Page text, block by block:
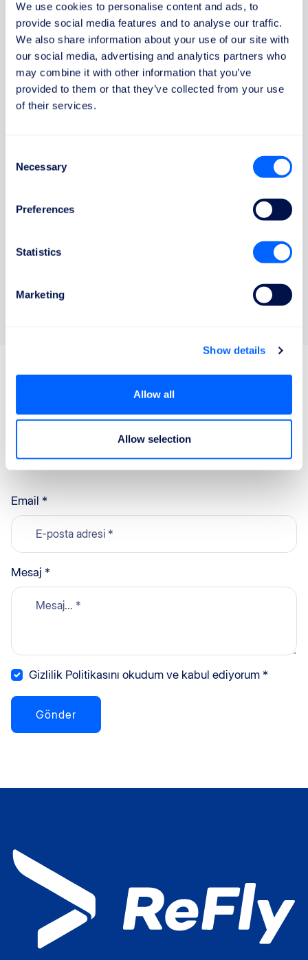
We use cookies to personalise content and ads, to
provide social media features and to analyse our traffic.
We also share information about your use of our site with
our social media, advertising and analytics partners who
may combine it with other information that you’ve
provided to them or that they’ve collected from your use
of their services.
Selection
Necessary
Preferences
Statistics
Marketing
Show details
Allow all
Allow selection
talep için komisyon kazanmak adına ortaklık
İster bir ortaklık bağlantısı kullanmayı tercih
edin, ister ReFly widget'ını web sitenize entegre
edin, tüm çalışmaları biz üstlenirken siz tam
Yasal talepler: legal@refly.org
Email *
Mesaj *
Gizlilik Politikasını okudum ve kabul ediyorum *
Gönder